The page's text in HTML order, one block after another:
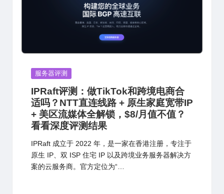
Posted
服务器评测
IPRaft评测：做TikTok和跨境电商合
适吗？NTT直连线路 + 原生家庭宽带IP
+ 美区流媒体全解锁，$8/月值不值？
看看深度评测结果
IPRaft 成立于 2022 年，是一家在香港注册，专注于
原生 IP、双 ISP 住宅 IP 以及跨境业务服务器解决方
案的云服务商。官方定位为“…